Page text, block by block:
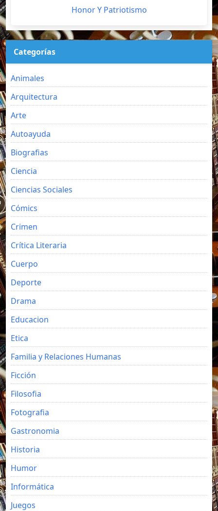
Honor Y Patriotismo
Categorías
Animales
Arquitectura
Arte
Autoayuda
Biografias
Ciencia
Ciencias Sociales
Cómics
Crimen
Crítica Literaria
Cuerpo
Deporte
Drama
Educacion
Etica
Familia y Relaciones Humanas
Ficción
Filosofia
Fotografia
Gastronomia
Historia
Humor
Informática
Juegos